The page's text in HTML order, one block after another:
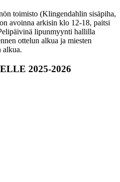
toimisto (Klingendahlin sisäpiha,
avoinna arkisin klo 12-18, paitsi
lipunmyynti hallilla
ottelun alkua ja miesten
alkua.
2025-2026